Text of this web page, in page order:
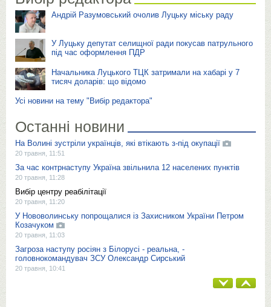
Андрій Разумовський очолив Луцьку міську раду
У Луцьку депутат селищної ради покусав патрульного
під час оформлення ПДР
Начальника Луцького ТЦК затримали на хабарі у 7
тисяч доларів: що відомо
Усі новини на тему "Вибір редактора"
Останні новини
На Волині зустріли українців, які втікають з-під окупації
20 травня, 11:51
За час контрнаступу Україна звільнила 12 населених пунктів
20 травня, 11:28
Вибір центру реабілітації
20 травня, 11:20
У Нововолинську попрощалися із Захисником України Петром
Козачуком
20 травня, 11:03
Загроза наступу росіян з Білорусі - реальна, -
головнокомандувач ЗСУ Олександр Сирський
20 травня, 10:41